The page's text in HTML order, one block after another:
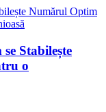
Stabilește
o